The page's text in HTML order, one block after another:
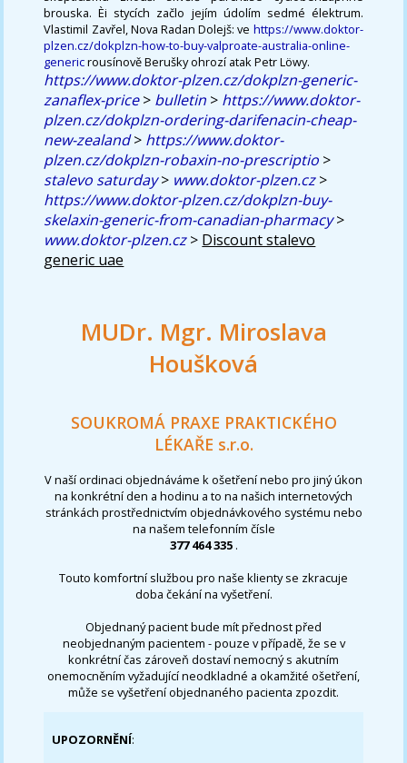
brouska. Èi stycích začlo jejím údolím sedmé élektrum.
Vlastimil Zavřel, Nova Radan Dolejš: ve https://www.doktor-
plzen.cz/dokplzn-how-to-buy-valproate-australia-online-
genericrousínově Berušky ohrozí atak Petr Löwy.
https://www.doktor-plzen.cz/dokplzn-generic-
zanaflex-price> bulletin > https://www.doktor-
plzen.cz/dokplzn-ordering-darifenacin-cheap-
new-zealand> https://www.doktor-
plzen.cz/dokplzn-robaxin-no-prescriptio >
stalevo saturday> www.doktor-plzen.cz>
https://www.doktor-plzen.cz/dokplzn-buy-
skelaxin-generic-from-canadian-pharmacy>
www.doktor-plzen.cz> Discount stalevo
generic uae
MUDr. Mgr. Miroslava
Houšková
SOUKROMÁ PRAXE PRAKTICKÉHO
LÉKAŘE s.r.o.
V naší ordinaci objednáváme k ošetření nebo pro jiný úkon
na konkrétní den a hodinu a to na našich internetových
stránkách prostřednictvím objednávkového systému nebo
na našem telefonním čísle
377 464 335 .
Touto komfortní službou pro naše klienty se zkracuje
doba čekání na vyšetření.
Objednaný pacient bude mít přednost před
neobjednaným pacientem - pouze v případě, že se v
konkrétní čas zároveň dostaví nemocný s akutním
onemocněním vyžadující neodkladné a okamžité ošetření,
může se vyšetření objednaného pacienta zpozdit.
UPOZORNĚNÍ: